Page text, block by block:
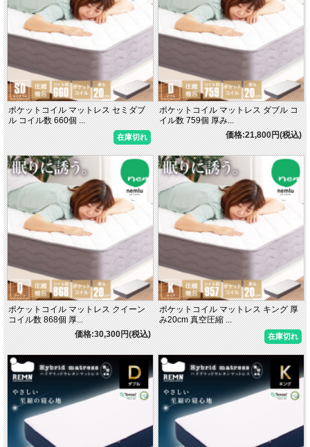
ポケットコイル マットレス セミダブ
ル コイル数 660個 ...
在庫切れ
ポケットコイル マットレス ダブル コ
イル数 759個 厚み...
価格:21,800円(税込)
ポケットコイル マットレス クイーン
コイル数 868個 厚...
価格:30,300円(税込)
ポケットコイル マットレス キング 厚
み20cm 真空圧縮 ...
在庫切れ